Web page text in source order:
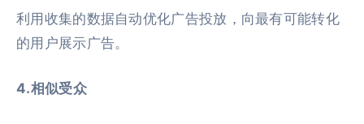
利用收集的数据自动优化广告投放，向最有可能转化
的用户展示广告。
4.相似受众